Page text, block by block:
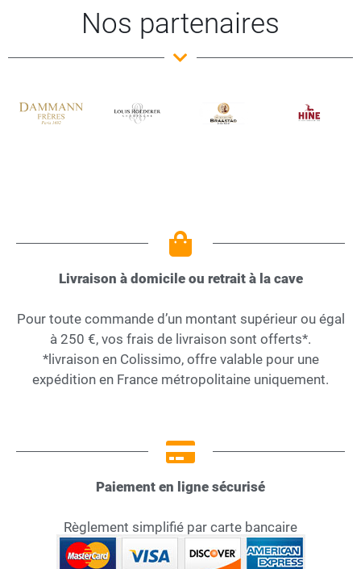
Nos partenaires
Livraison à domicile ou retrait à la cave
Pour toute commande d’un montant supérieur ou égal
à 250 €, vos frais de livraison sont offerts*.
*livraison en Colissimo, offre valable pour une
expédition en France métropolitaine uniquement.
Paiement en ligne sécurisé
Règlement simplifié par carte bancaire